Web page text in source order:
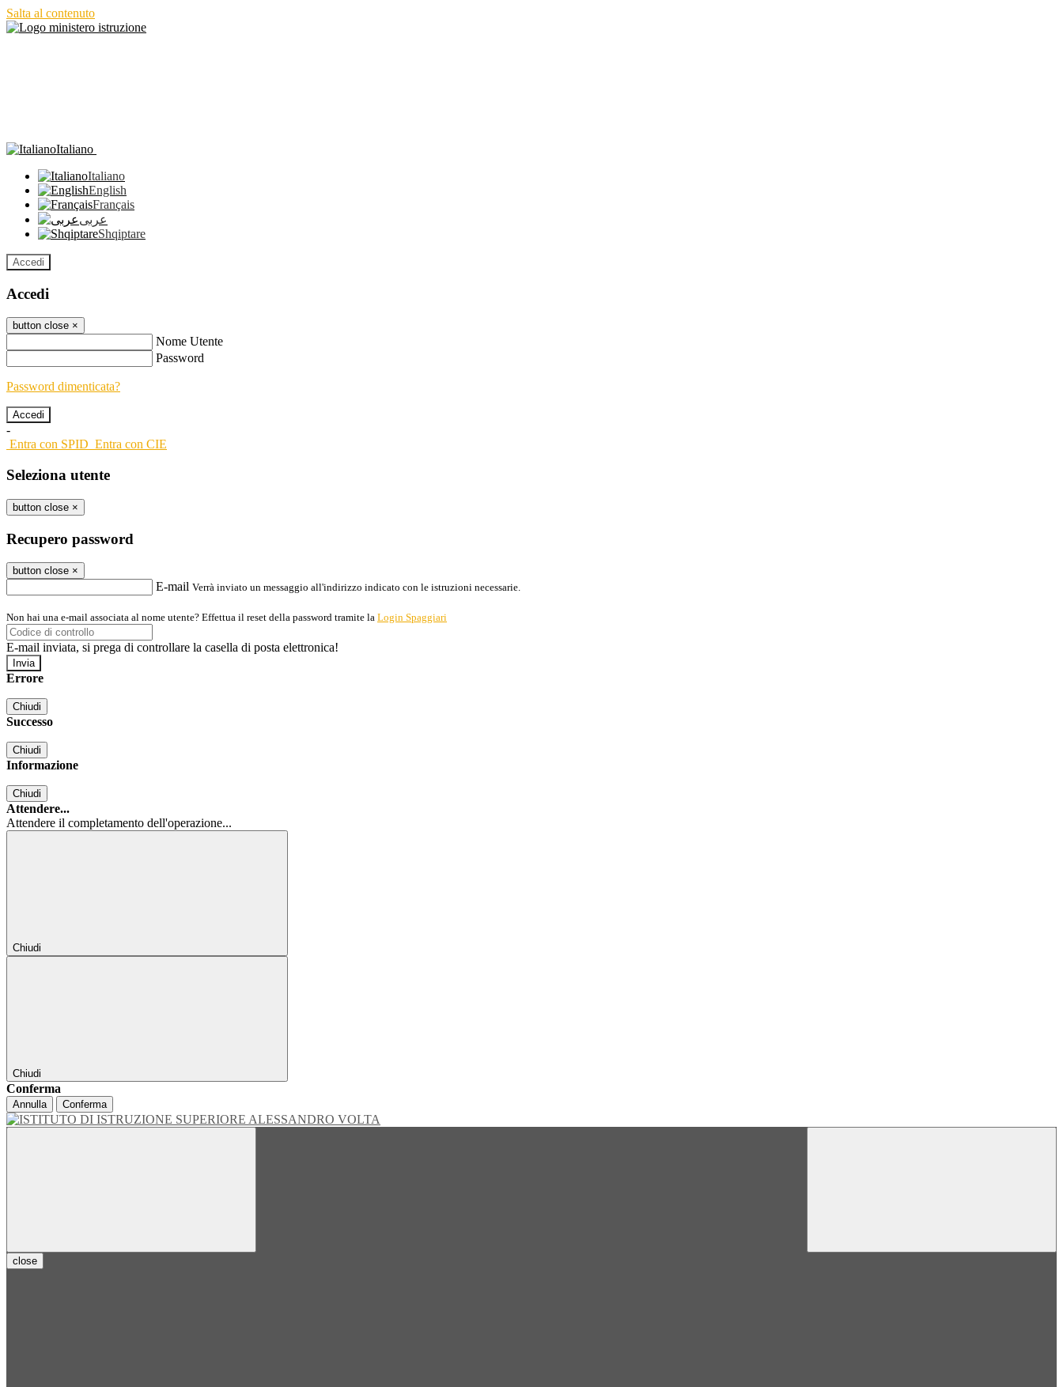
Salta al contenuto
Italiano
Italiano
English
Français
عربى
Shqiptare
Accedi
Accedi
button close ×
Nome Utente
Password
Password dimenticata?
-
Entra con SPID Entra con CIE
Seleziona utente
button close ×
Recupero password
button close ×
E-mail Verrà inviato un messaggio all'indirizzo indicato con le istruzioni necessarie.
Non hai una e-mail associata al nome utente? Effettua il reset della password tramite la Login Spaggiari
E-mail inviata, si prega di controllare la casella di posta elettronica!
Errore
Chiudi
Successo
Chiudi
Informazione
Chiudi
Attendere...
Attendere il completamento dell'operazione...
Chiudi
Chiudi
Conferma
Annulla Conferma
close